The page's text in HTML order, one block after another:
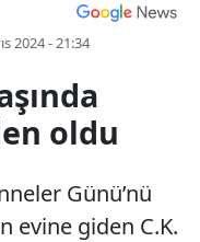
2024 - 21:34
oldu
Günü’nü
evine giden C.K.